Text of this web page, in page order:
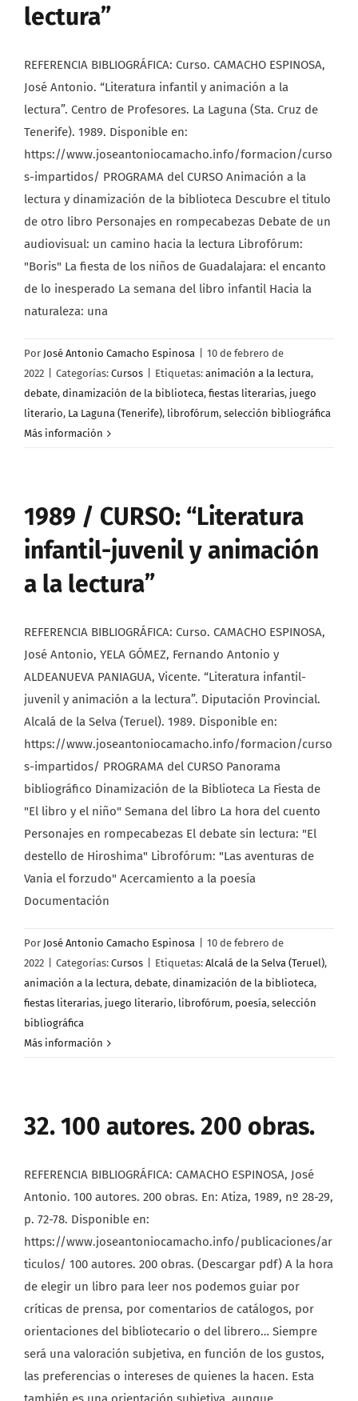
lectura”
REFERENCIA BIBLIOGRÁFICA: Curso. CAMACHO ESPINOSA,
José Antonio. “Literatura infantil y animación a la
lectura”. Centro de Profesores. La Laguna (Sta. Cruz de
Tenerife). 1989. Disponible en:
https://www.joseantoniocamacho.info/formacion/curso
s-impartidos/ PROGRAMA del CURSO Animación a la
lectura y dinamización de la biblioteca Descubre el titulo
de otro libro Personajes en rompecabezas Debate de un
audiovisual: un camino hacia la lectura Librofórum:
"Boris" La fiesta de los niños de Guadalajara: el encanto
de lo inesperado La semana del libro infantil Hacia la
naturaleza: una
Por José Antonio Camacho Espinosa
10 de febrero de
2022
Categorías: Cursos Etiquetas: animación a la lectura,
debate, dinamización de la biblioteca, fiestas literarias, juego
literario, La Laguna (Tenerife), librofórum, selección bibliográfica
Más información
1989 / CURSO: “Literatura
infantil-juvenil y animación
a la lectura”
REFERENCIA BIBLIOGRÁFICA: Curso. CAMACHO ESPINOSA,
José Antonio, YELA GÓMEZ, Fernando Antonio y
ALDEANUEVA PANIAGUA, Vicente. “Literatura infantil-
juvenil y animación a la lectura”. Diputación Provincial.
Alcalá de la Selva (Teruel). 1989. Disponible en:
https://www.joseantoniocamacho.info/formacion/curso
s-impartidos/ PROGRAMA del CURSO Panorama
bibliográfico Dinamización de la Biblioteca La Fiesta de
"El libro y el niño" Semana del libro La hora del cuento
Personajes en rompecabezas El debate sin lectura: "El
destello de Hiroshima" Librofórum: "Las aventuras de
Vania el forzudo" Acercamiento a la poesía
Documentación
Por José Antonio Camacho Espinosa
10 de febrero de
2022
Categorías: Cursos Etiquetas: Alcalá de la Selva (Teruel),
animación a la lectura, debate, dinamización de la biblioteca,
fiestas literarias, juego literario, librofórum, poesía, selección
bibliográfica
Más información
32. 100 autores. 200 obras.
REFERENCIA BIBLIOGRÁFICA: CAMACHO ESPINOSA, José
Antonio. 100 autores. 200 obras. En: Atiza, 1989, nº 28-29,
p. 72-78. Disponible en:
https://www.joseantoniocamacho.info/publicaciones/ar
ticulos/ 100 autores. 200 obras. (Descargar pdf) A la hora
de elegir un libro para leer nos podemos guiar por
críticas de prensa, por comentarios de catálogos, por
orientaciones del bibliotecario o del librero… Siempre
será una valoración subjetiva, en función de los gustos,
las preferencias o intereses de quienes la hacen. Esta